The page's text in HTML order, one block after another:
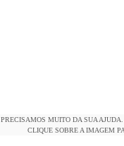
h
PRECISAMOS MUITO DA SUA AJUDA.
CLIQUE SOBRE A IMAGEM